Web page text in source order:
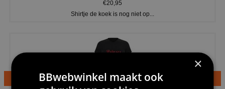
€20,95
Shirtje de koek is nog niet op...
×
BBwebwinkel maakt ook